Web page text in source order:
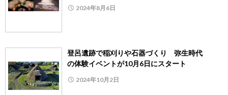
2024年8月6日
登呂遺跡で稲刈りや石器づくり 弥生時代
の体験イベントが10月6日にスタート
2024年10月2日